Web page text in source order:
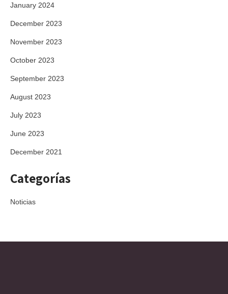
January 2024
December 2023
November 2023
October 2023
September 2023
August 2023
July 2023
June 2023
December 2021
Categorías
Noticias